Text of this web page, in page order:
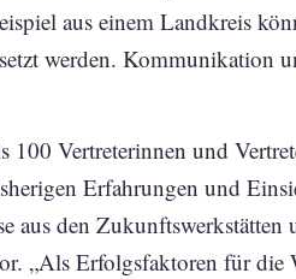
aus einem Landkreis
werden. Kommunikation
100 Vertreterinnen und
Erfahrungen und
aus den
„Als Erfolgsfaktoren für die